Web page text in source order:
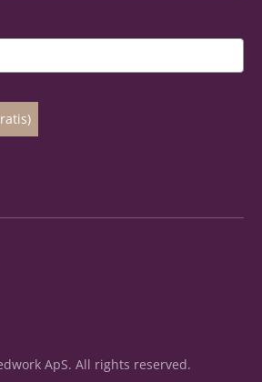
ApS. All rights reserved.